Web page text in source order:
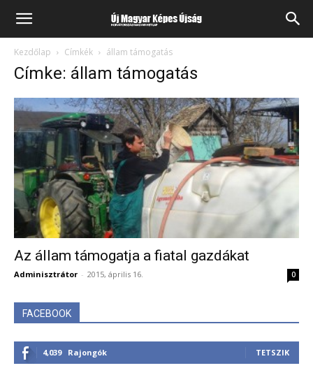
Kezdőlap Címkék állam támogatás
Címke: állam támogatás
Az állam támogatja a fiatal gazdákat
Adminisztrátor - 2015, április 16. 0
FACEBOOK
4,039 Rajongók TETSZIK